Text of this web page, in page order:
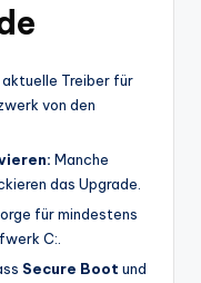
aktuelle Treiber für
von den
Manche
das Upgrade.
für mindestens
C:.
Secure Boot und